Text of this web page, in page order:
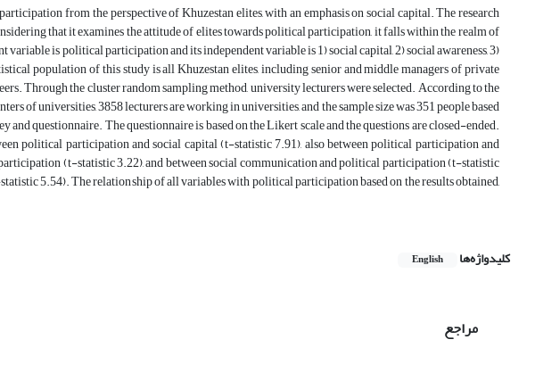
from the perspective of Khuzestan elites, with an emphasis on social capital. The research
that it examines the attitude of elites towards political participation, it falls within the realm of
is political participation and its independent variable is 1) social capital, 2) social awareness, 3)
population of this study is all Khuzestan elites, including senior and middle managers of private
Through the cluster random sampling method, university lecturers were selected. According to the
of universities, 3858 lecturers are working in universities, and the sample size was 351 people based
questionnaire. The questionnaire is based on the Likert scale and the questions are closed-ended.
political participation and social capital (t-statistic 7.91), also between political participation and
(t-statistic 3.22), and between social communication and political participation (t-statistic
5.54). The relationship of all variables with political participation based on the results obtained,
کلیدواژه‌ها English
مراجع